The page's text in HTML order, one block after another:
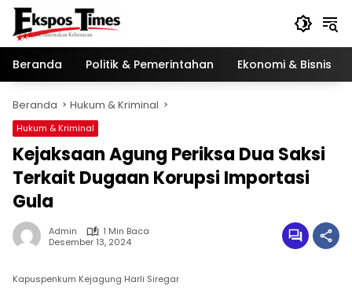
Langsung
konten
Beranda
Politik & Pemerintahan Ekonomi & Bisnis
Beranda Hukum & Kriminal
Hukum & Kriminal
Kejaksaan Agung Periksa Dua Saksi
Terkait Dugaan Korupsi Importasi
Gula
Admin
1 Min Baca
Desember 13, 2024
Kapuspenkum Kejagung Harli Siregar